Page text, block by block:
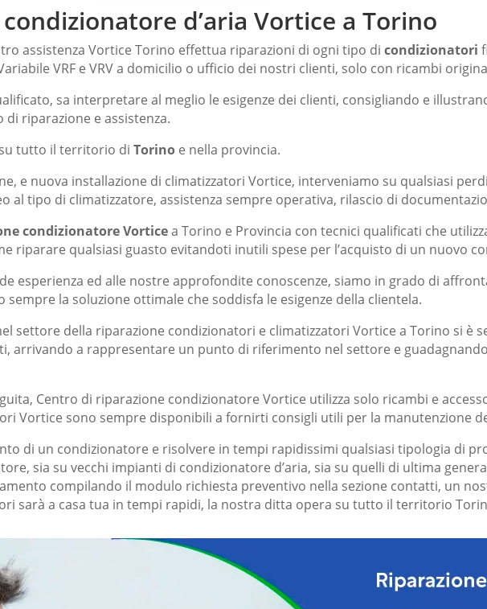
d’aria Vortice a Torino
assistenza Vortice Torino effettua riparazioni di ogni tipo di condizionatori
VRF e VRV a domicilio o ufficio dei nostri clienti, solo con ricambi
sa interpretare al meglio le esigenze dei clienti, consigliando e
di riparazione e assistenza.
tutto il territorio di Torino e nella provincia.
e nuova installazione di climatizzatori Vortice, interveniamo su qualsiasi
al tipo di climatizzatore, assistenza sempre operativa, rilascio di
condizionatore Vorticea Torino e Provincia con tecnici qualificati che
riparare qualsiasi guasto evitandoti inutili spese per l’acquisto di un nuovo
esperienza ed alle nostre approfondite conoscenze, siamo in grado di
la soluzione ottimale che soddisfa le esigenze della clientela.
settore della riparazione condizionatori e climatizzatori Vortice a Torino si è
arrivando a rappresentare un punto di riferimento nel settore e
Centro di riparazione condizionatore Vortice utilizza solo ricambi e
Vortice sono sempre disponibili a fornirti consigli utili per la manutenzione
di un condizionatore e risolvere in tempi rapidissimi qualsiasi tipologia di
sia su vecchi impianti di condizionatore d’aria, sia su quelli di ultima
compilando il modulo richiesta preventivo nella sezione contatti, un
sarà a casa tua in tempi rapidi, la nostra ditta opera su tutto il territorio